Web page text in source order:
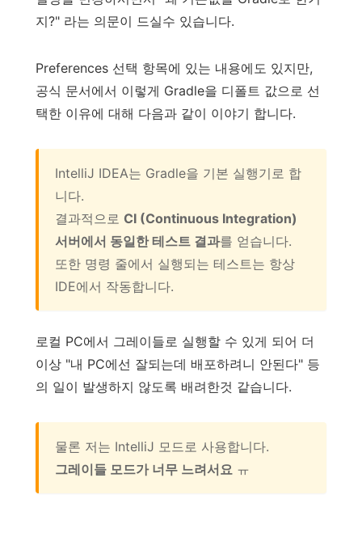
지?" 라는 의문이 드실수 있습니다.
Preferences 선택 항목에 있는 내용에도 있지만,
공식 문서에서 이렇게 Gradle을 디폴트 값으로 선
택한 이유에 대해 다음과 같이 이야기 합니다.
IntelliJ IDEA는 Gradle을 기본 실행기로 합
니다.
결과적으로 CI (Continuous Integration)
서버에서 동일한 테스트 결과를 얻습니다.
또한 명령 줄에서 실행되는 테스트는 항상
IDE에서 작동합니다.
로컬 PC에서 그레이들로 실행할 수 있게 되어 더
이상 "내 PC에선 잘되는데 배포하려니 안된다" 등
의 일이 발생하지 않도록 배려한것 같습니다.
물론 저는 IntelliJ 모드로 사용합니다.
그레이들 모드가 너무 느려서요 ㅠ